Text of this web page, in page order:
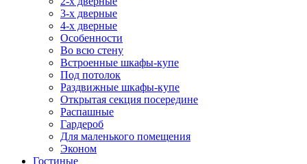
3-х дверные
4-х дверные
Особенности
Во всю стену
Встроенные шкафы-купе
Под потолок
Раздвижные шкафы-купе
Открытая секция посередине
Распашные
Гардероб
Для маленького помещения
Эконом
Гостиные